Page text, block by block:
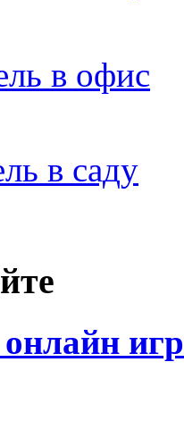
в офис
в саду